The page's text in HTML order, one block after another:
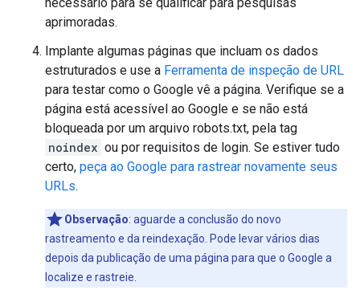
aprimoradas.
Implante algumas páginas que incluam os dados
estruturados e use a Ferramenta de inspeção de URL
para testar como o Google vê a página. Verifique se a
página está acessível ao Google e se não está
bloqueada por um arquivo robots.txt, pela tag
noindex ou por requisitos de login. Se estiver tudo
certo, peça ao Google para rastrear novamente seus
URLs.
Observação: aguarde a conclusão do novo
rastreamento e da reindexação. Pode levar vários dias
depois da publicação de uma página para que o Google a
localize e rastreie.